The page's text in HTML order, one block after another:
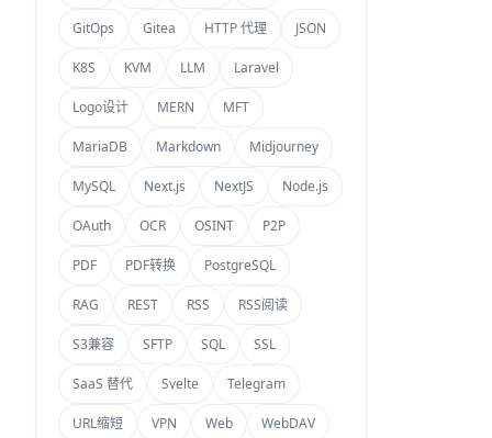
GitOps Gitea HTTP 代理 JSON
K8S KVM LLM Laravel
Logo设计 MERN MFT
MariaDB Markdown Midjourney
MySQL Next.js NextJS Node.js
OAuth OCR OSINT P2P
PDF PDF转换 PostgreSQL
RAG REST RSS RSS阅读
S3兼容 SFTP SQL SSL
SaaS 替代 Svelte Telegram
URL缩短 VPN Web WebDAV